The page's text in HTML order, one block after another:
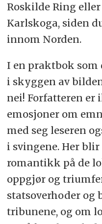
Roskilde Ring
Karlskoga, siden
innom Norden.
I en praktbok som
i skyggen av
nei! Forfatteren er
emosjoner om
med seg leseren
i svingene. Her
romantikk på de
oppgjør og
statsoverhoder og
tribunene, og om